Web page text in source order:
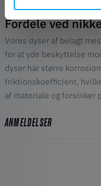
Fordele ved
Vores dyser af belagt
for at yde beskyttelse
dyser har større
friktionskoefficient,
af materiale og forsinker
ANMELDELSER